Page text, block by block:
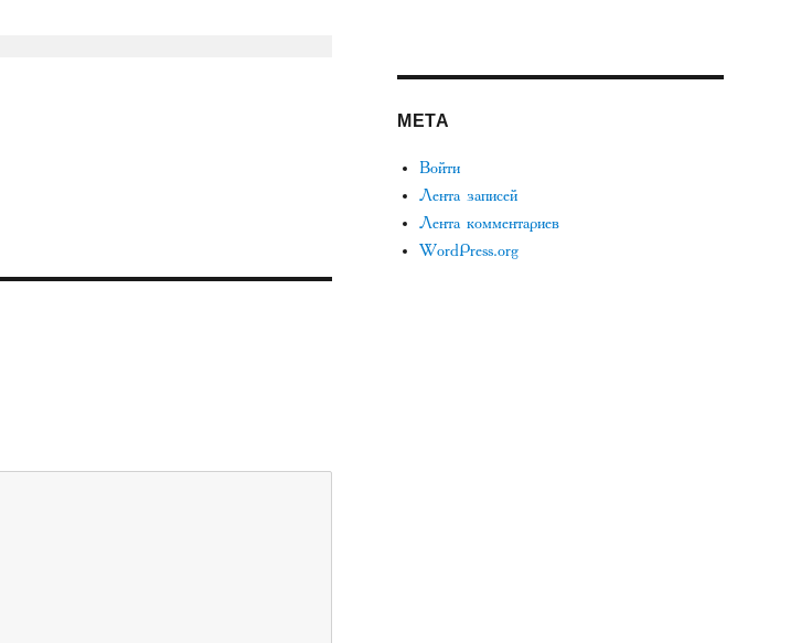
МЕТА
Войти
Лента записей
Лента комментариев
WordPress.org